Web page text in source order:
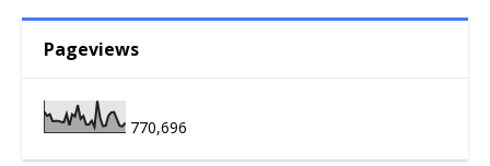
Pageviews
770,696